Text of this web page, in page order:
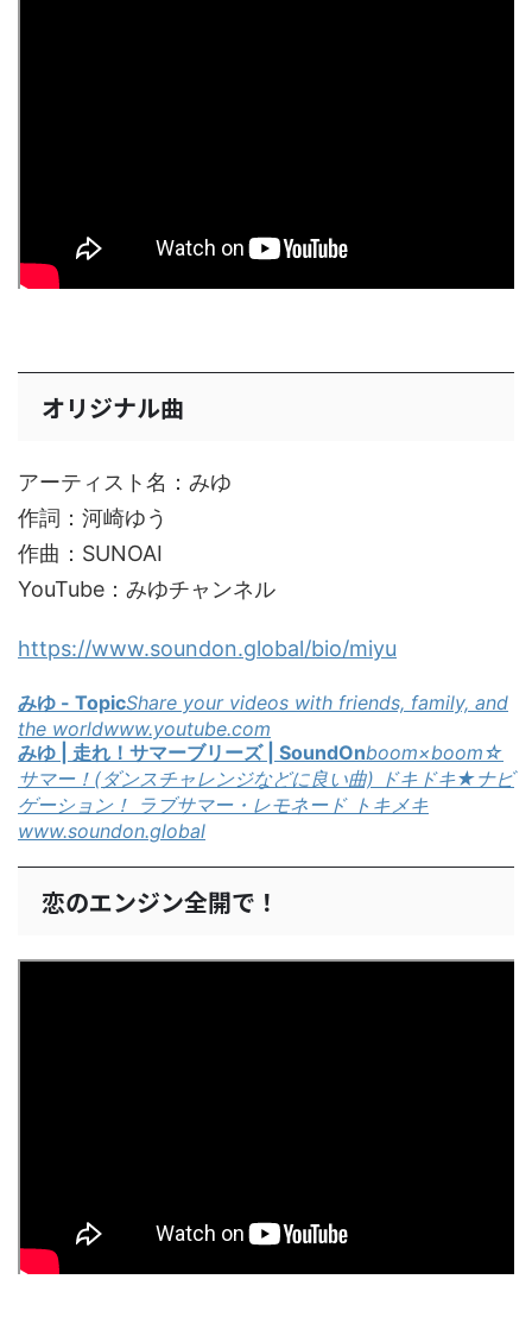
オリジナル曲
アーティスト名：みゆ
作詞：河崎ゆう
作曲：SUNOAI
YouTube：みゆチャンネル
https://www.soundon.global/bio/miyu
みゆ - TopicShare your videos with friends, family, and
the worldwww.youtube.com
みゆ | 走れ！サマーブリーズ | SoundOnboom×boom☆
サマー！(ダンスチャレンジなどに良い曲) ドキドキ★ナビ
ゲーション！ ラブサマー・レモネード トキメキ
www.soundon.global
恋のエンジン全開で！